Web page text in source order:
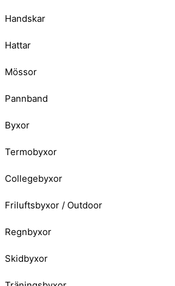
Handskar
Hattar
Mössor
Pannband
Byxor
Termobyxor
Collegebyxor
Friluftsbyxor / Outdoor
Regnbyxor
Skidbyxor